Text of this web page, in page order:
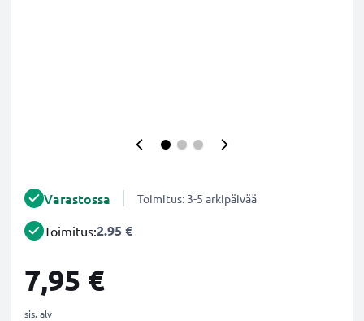
Varastossa Toimitus: 3-5 arkipäivää
Toimitus:2.95 €
7,95 €
sis. alv